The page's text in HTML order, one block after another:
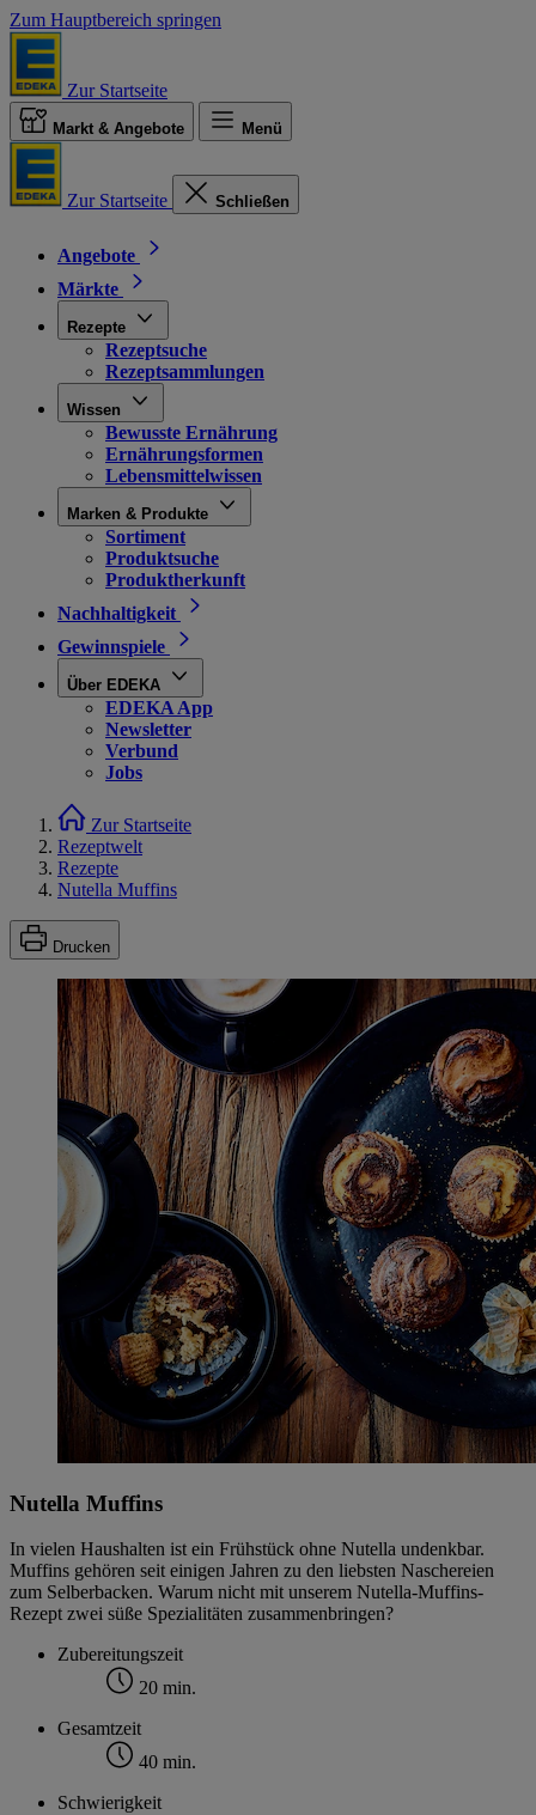
Zum Hauptbereich springen
Zur Startseite
Markt & Angebote Menü
Zur Startseite Schließen
Angebote
Märkte
Rezepte
Rezeptsuche
Rezeptsammlungen
Wissen
Bewusste Ernährung
Ernährungsformen
Lebensmittelwissen
Marken & Produkte
Sortiment
Produktsuche
Produktherkunft
Nachhaltigkeit
Gewinnspiele
Über EDEKA
EDEKA App
Newsletter
Verbund
Jobs
Zur Startseite
Rezeptwelt
Rezepte
Nutella Muffins
Drucken
Nutella Muffins
In vielen Haushalten ist ein Frühstück ohne Nutella undenkbar.
Muffins gehören seit einigen Jahren zu den liebsten Naschereien
zum Selberbacken. Warum nicht mit unserem Nutella-Muffins-
Rezept zwei süße Spezialitäten zusammenbringen?
Zubereitungszeit
20 min.
Gesamtzeit
40 min.
Schwierigkeit